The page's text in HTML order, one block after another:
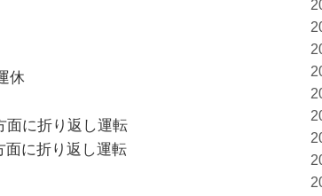
休
面に折り返し運転
に折り返し運転